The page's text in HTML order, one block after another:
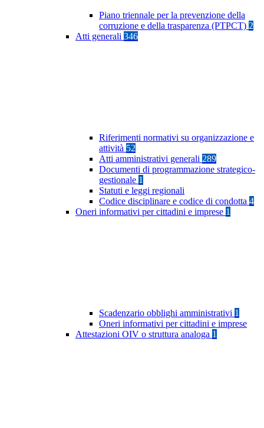
Piano triennale per la prevenzione della
corruzione e della trasparenza (PTPCT) 2
Atti generali 346
Riferimenti normativi su organizzazione e
attività 52
Atti amministrativi generali 289
Documenti di programmazione strategico-
gestionale 1
Statuti e leggi regionali
Codice disciplinare e codice di condotta 4
Oneri informativi per cittadini e imprese 1
Scadenzario obblighi amministrativi 1
Oneri informativi per cittadini e imprese
Attestazioni OIV o struttura analoga 1